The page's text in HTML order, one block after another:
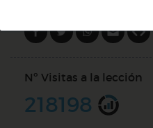
Nº Visitas a la lección
218198